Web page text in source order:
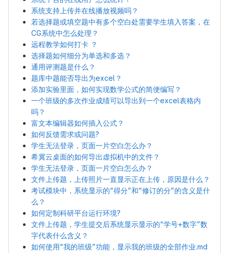
系统支持上传并在线播放视频吗？
若选择题或填空题中有多个空白处需要学生填入答案，在
CG系统中怎么处理？
远程教学如何打卡 ？
选择题如何细分为单选和多选？
通用评测题是什么？
题库中题能否导出为excel？
添加实验里面，如何实现数学公式的简便编写？
一个班级的多次作业成绩可以导出到一个excel表格内
吗？
富文本编辑器如何插入公式？
如何反馈需求或问题?
学生无法登录，页面一片空白怎么办？
希冀云桌面的如何导出虚拟机中的文件？
学生无法登录，页面一片空白怎么办？
文件上传题，上传照片一直显示正在上传，原因是什么？
考试模块中，系统显示的“得分”和“修订的分”的含义是什
么？
如何定制科研平台运行环境?
文件上传题，学生提交后系统显示显示的“学号+数字”数
字代表什么含义？
如何使用“我的班级”功能，显示我的班级的全部作业.md